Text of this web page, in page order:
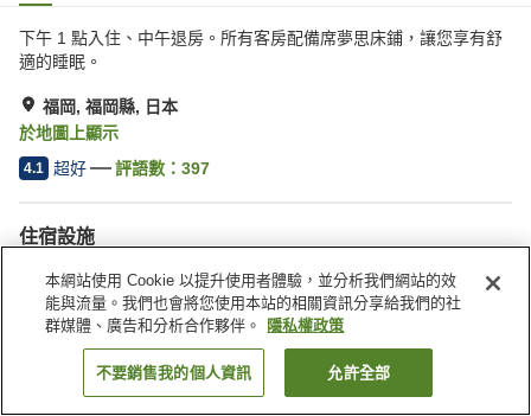
下午 1 點入住、中午退房。所有客房配備席夢思床鋪，讓您享有舒
適的睡眠。
福岡, 福岡縣, 日本
於地圖上顯示
4.1 超好 評語數： 397
住宿設施
無線網路
距離車站約步行 5 分鐘內
Spa／美容沙龍
餐廳
找客房
本網站使用 Cookie 以提升使用者體驗，並分析我們網站的效
能與流量。我們也會將您使用本站的相關資訊分享給我們的社
群媒體、廣告和分析合作夥伴。
隱私權政策
不要銷售我的個人資訊 允許全部